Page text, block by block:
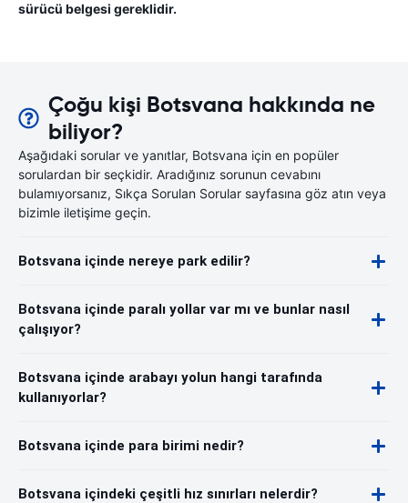
sürücü belgesi gereklidir.
Çoğu kişi Botsvana hakkında ne
biliyor?
Aşağıdaki sorular ve yanıtlar, Botsvana için en popüler
sorulardan bir seçkidir. Aradığınız sorunun cevabını
bulamıyorsanız, Sıkça Sorulan Sorular sayfasına göz atın veya
bizimle iletişime geçin.
Botsvana içinde nereye park edilir?
Botsvana içinde paralı yollar var mı ve bunlar nasıl
çalışıyor?
Botsvana içinde arabayı yolun hangi tarafında
kullanıyorlar?
Botsvana içinde para birimi nedir?
Botsvana içindeki çeşitli hız sınırları nelerdir?